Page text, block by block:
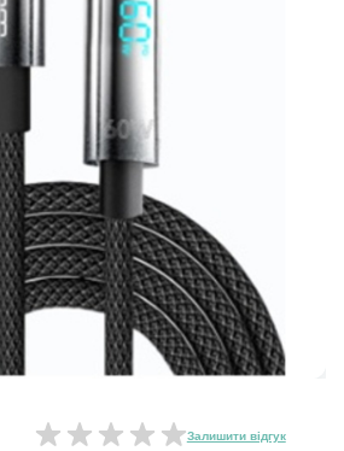
Залишити відгук